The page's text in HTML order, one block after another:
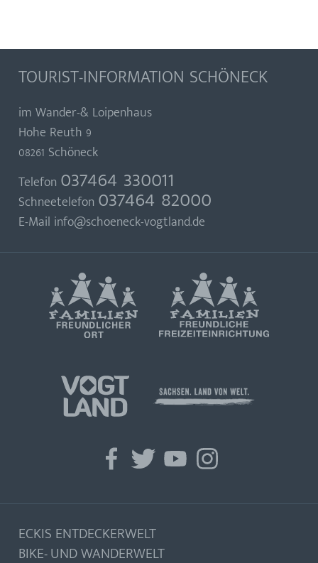
TOURIST-INFORMATION SCHÖNECK
im Wander-& Loipenhaus
Hohe Reuth 9
08261 Schöneck
Telefon 037464 330011
Schneetelefon 037464 82000
E-Mail info@schoeneck-vogtland.de
facebooktwitteryoutubeinstagram
ECKIS ENTDECKERWELT
BIKE- UND WANDERWELT